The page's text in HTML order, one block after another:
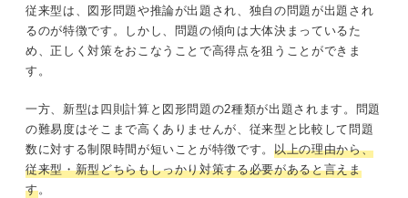
従来型は、図形問題や推論が出題され、独自の問題が出題され
るのが特徴です。しかし、問題の傾向は大体決まっているた
め、正しく対策をおこなうことで高得点を狙うことができま
す。
一方、新型は四則計算と図形問題の2種類が出題されます。問題
の難易度はそこまで高くありませんが、従来型と比較して問題
数に対する制限時間が短いことが特徴です。 以上の理由から、
従来型・新型どちらもしっかり対策する必要があると言えま
す。